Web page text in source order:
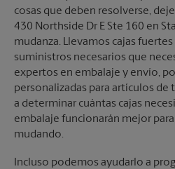
cosas que deben resolverse,
430 Northside Dr E Ste 160 en
mudanza. Llevamos cajas
suministros necesarios que
expertos en embalaje y envío,
personalizadas para artículos
a determinar cuántas cajas
embalaje funcionarán mejor
mudando.
Incluso podemos ayudarlo a